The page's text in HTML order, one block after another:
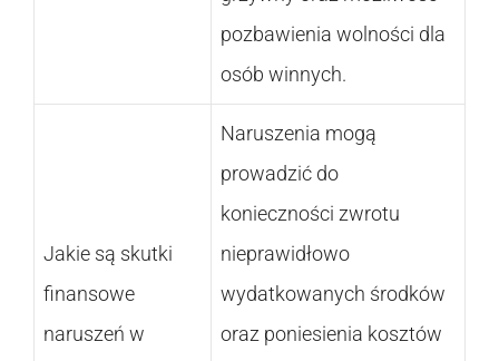
pozbawienia wolności dla
osób winnych.
Jakie są skutki
finansowe
naruszeń w
Naruszenia mogą
prowadzić do
konieczności zwrotu
nieprawidłowo
wydatkowanych środków
oraz poniesienia kosztów